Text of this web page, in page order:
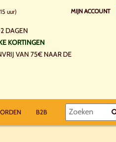
uur)
DAGEN
KORTINGEN
VAN 75€ NAAR DE
MIJN ACCOUNT
B2B